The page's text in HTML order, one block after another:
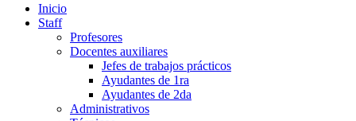
Inicio
Staff
Profesores
Docentes auxiliares
Jefes de trabajos prácticos
Ayudantes de 1ra
Ayudantes de 2da
Administrativos